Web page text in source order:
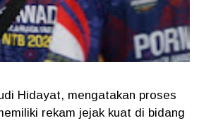
Hidayat, mengatakan proses
rekam jejak kuat di bidang